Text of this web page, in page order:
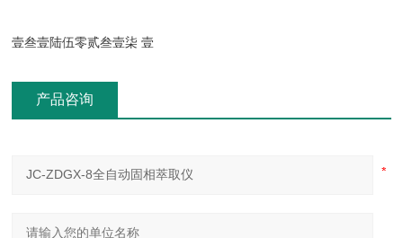
壹叁壹陆伍零贰叁壹柒 壹
产品咨询